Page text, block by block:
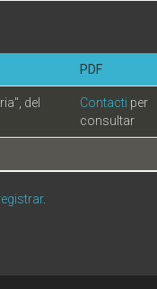
PDF
del
Contacti per
consultar
.